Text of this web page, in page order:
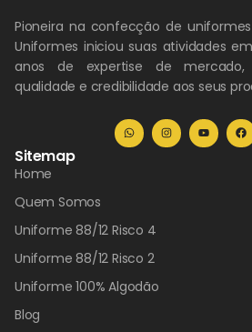
Pioneira na confecção de
Uniformes iniciou suas atividades
anos de expertise de mercado,
qualidade e credibilidade aos seus
Sitemap
Home
Quem Somos
Uniforme 88/12 Risco 4
Uniforme 88/12 Risco 2
Uniforme 100% Algodão
Blog